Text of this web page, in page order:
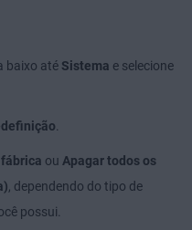
baixo até Sistema e selecione
.
ou Apagar todos os
, dependendo do tipo de
possui.